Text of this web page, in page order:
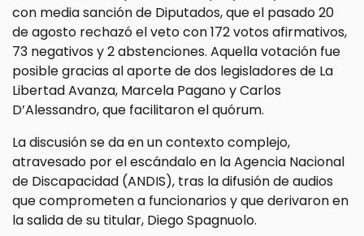
con media sanción de Diputados, que el pasado 20
de agosto rechazó el veto con 172 votos afirmativos,
73 negativos y 2 abstenciones. Aquella votación fue
posible gracias al aporte de dos legisladores de La
Libertad Avanza, Marcela Pagano y Carlos
D’Alessandro, que facilitaron el quórum.
La discusión se da en un contexto complejo,
atravesado por el escándalo en la Agencia Nacional
de Discapacidad (ANDIS), tras la difusión de audios
que comprometen a funcionarios y que derivaron en
la salida de su titular, Diego Spagnuolo.